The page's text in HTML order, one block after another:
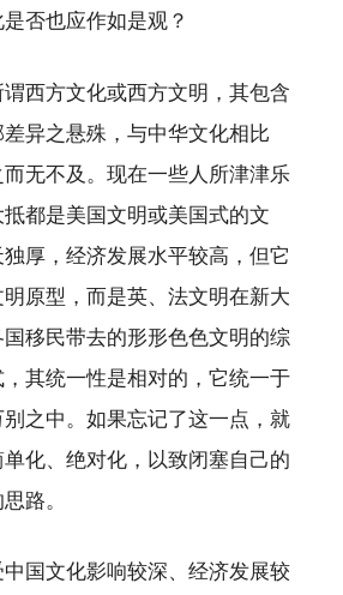
否也应作如是观？
西方文化或西方文明，其包含
异之悬殊，与中华文化相比
无不及。现在一些人所津津乐
都是美国文明或美国式的文
厚，经济发展水平较高，但它
原型，而是英、法文明在新大
移民带去的形形色色文明的综
其统一性是相对的，它统一于
之中。如果忘记了这一点，就
化、绝对化，以致闭塞自己的
路。
国文化影响较深、经济发展较